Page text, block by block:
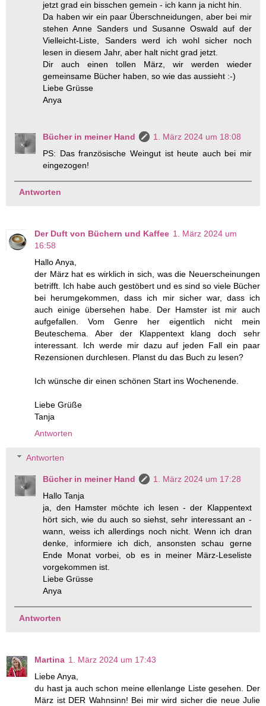
jetzt grad ein bisschen gemein - ich kann ja nicht hin.
Da haben wir ein paar Überschneidungen, aber bei mir
stehen Anne Sanders und Susanne Oswald auf der
Vielleicht-Liste, Sanders werd ich wohl sicher noch
lesen in diesem Jahr, aber halt nicht grad jetzt.
Dir auch einen tollen März, wir werden wieder
gemeinsame Bücher haben, so wie das aussieht :-)
Liebe Grüsse
Anya
Bücher in meiner Hand
1. März 2024 um 18:08
PS: Das französische Weingut ist heute auch bei mir
eingezogen!
Antworten
Der Duft von Büchern und Kaffee 1. März 2024 um
16:58
Hallo Anya,
der März hat es wirklich in sich, was die Neuerscheinungen
betrifft. Ich habe auch gestöbert und es sind so viele Bücher
bei herumgekommen, dass ich mir sicher war, dass ich
auch einige übersehen habe. Der Hamster ist mir auch
aufgefallen. Vom Genre her eigentlich nicht mein
Beuteschema. Aber der Klappentext klang doch sehr
interessant. Ich werde mir dazu auf jeden Fall ein paar
Rezensionen durchlesen. Planst du das Buch zu lesen?
Ich wünsche dir einen schönen Start ins Wochenende.
Liebe Grüße
Tanja
Antworten
Antworten
Bücher in meiner Hand
1. März 2024 um 17:28
Hallo Tanja
ja, den Hamster möchte ich lesen - der Klappentext
hört sich, wie du auch so siehst, sehr interessant an -
wann, weiss ich allerdings noch nicht. Wenn ich dran
denke, informiere ich dich, ansonsten schau gerne
Ende Monat vorbei, ob es in meiner März-Leseliste
vorgekommen ist.
Liebe Grüsse
Anya
Antworten
Martina 1. März 2024 um 17:43
Liebe Anya,
du hast ja auch schon meine ellenlange Liste gesehen. Der
März ist DER Wahnsinn! Bei mir wird sicher die neue Julie